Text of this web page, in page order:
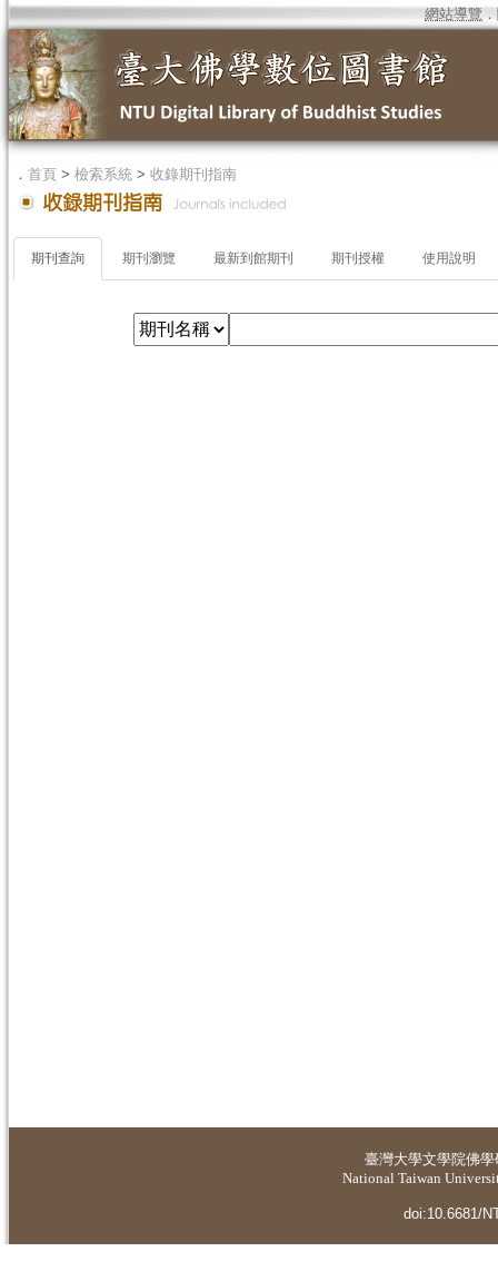
網站導覽 ．
． 首頁 > 檢索系統 > 收錄期刊指南
期刊查詢 期刊瀏覽 最新到館期刊 期刊授權 使用說明
臺灣大學文學院佛
National Taiwan
doi:10.6681/